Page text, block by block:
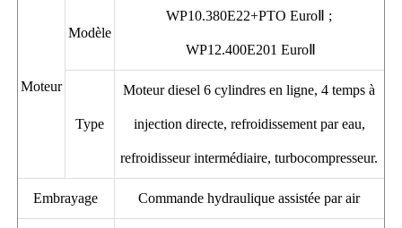
Moteur
Modèle
WP10.380E22+PTO EuroⅡ ;
WP12.400E201 EuroⅡ
Type
Moteur diesel 6 cylindres en ligne, 4 temps à
injection directe, refroidissement par eau,
refroidisseur intermédiaire, turbocompresseur.
Embrayage Commande hydraulique assistée par air